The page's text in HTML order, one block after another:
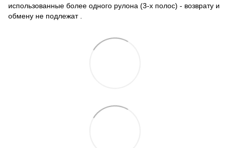
использованные более одного рулона (3-х полос) - возврату и
обмену не подлежат .